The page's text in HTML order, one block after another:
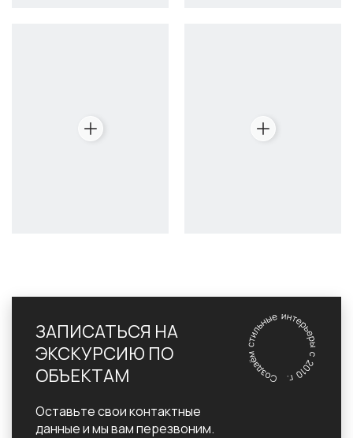
ЗАПИСАТЬСЯ НА
ЭКСКУРСИЮ ПО
ОБЪЕКТАМ
Оставьте свои контактные
данные и мы вам перезвоним.